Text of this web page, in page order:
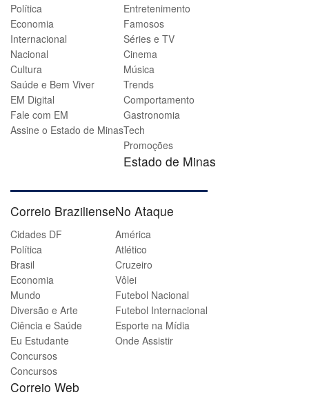
Política
Economia
Internacional
Nacional
Cultura
Saúde e Bem Viver
EM Digital
Fale com EM
Assine o Estado de Minas
Entretenimento
Famosos
Séries e TV
Cinema
Música
Trends
Comportamento
Gastronomia
Tech
Promoções
Estado de Minas
Correio Braziliense
Cidades DF
Política
Brasil
Economia
Mundo
Diversão e Arte
Ciência e Saúde
Eu Estudante
Concursos
Concursos
Correio Web
No Ataque
América
Atlético
Cruzeiro
Vôlei
Futebol Nacional
Futebol Internacional
Esporte na Mídia
Onde Assistir